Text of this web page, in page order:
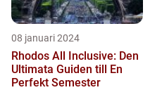
08 januari 2024
Rhodos All Inclusive: Den
Ultimata Guiden till En
Perfekt Semester